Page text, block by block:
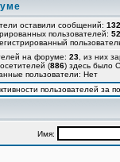
оставили сообщений:
пользователей:
на форуме: 23 , из них
(886) здесь было
пользователи: Нет
пользователей за
Имя: